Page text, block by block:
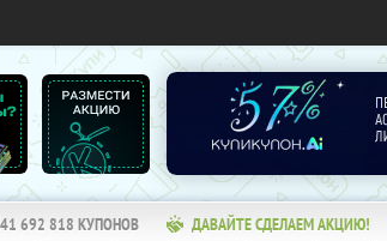
692 818 КУПОНОВ ДАВАЙТЕ СДЕЛАЕМ АКЦИЮ!